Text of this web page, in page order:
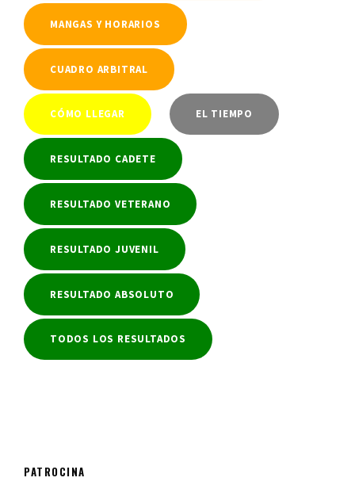
MANGAS Y HORARIOS
CUADRO ARBITRAL
CÓMO LLEGAR EL TIEMPO
RESULTADO CADETE
RESULTADO VETERANO
RESULTADO JUVENIL
RESULTADO ABSOLUTO
TODOS LOS RESULTADOS
PATROCINA